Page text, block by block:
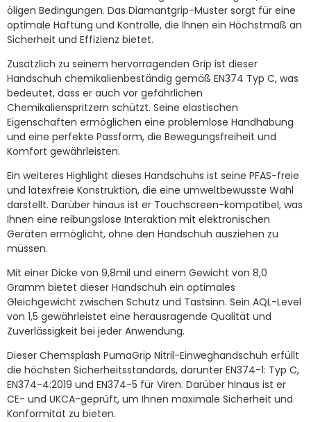
öligen Bedingungen. Das Diamantgrip-Muster sorgt für eine
optimale Haftung und Kontrolle, die Ihnen ein Höchstmaß an
Sicherheit und Effizienz bietet.
Zusätzlich zu seinem hervorragenden Grip ist dieser
Handschuh chemikalienbeständig gemäß EN374 Typ C, was
bedeutet, dass er auch vor gefährlichen
Chemikalienspritzern schützt. Seine elastischen
Eigenschaften ermöglichen eine problemlose Handhabung
und eine perfekte Passform, die Bewegungsfreiheit und
Komfort gewährleisten.
Ein weiteres Highlight dieses Handschuhs ist seine PFAS-freie
und latexfreie Konstruktion, die eine umweltbewusste Wahl
darstellt. Darüber hinaus ist er Touchscreen-kompatibel, was
Ihnen eine reibungslose Interaktion mit elektronischen
Geräten ermöglicht, ohne den Handschuh ausziehen zu
müssen.
Mit einer Dicke von 9,8mil und einem Gewicht von 8,0
Gramm bietet dieser Handschuh ein optimales
Gleichgewicht zwischen Schutz und Tastsinn. Sein AQL-Level
von 1,5 gewährleistet eine herausragende Qualität und
Zuverlässigkeit bei jeder Anwendung.
Dieser Chemsplash PumaGrip Nitril-Einweghandschuh erfüllt
die höchsten Sicherheitsstandards, darunter EN374-1: Typ C,
EN374-4:2019 und EN374-5 für Viren. Darüber hinaus ist er
CE- und UKCA-geprüft, um Ihnen maximale Sicherheit und
Konformität zu bieten.